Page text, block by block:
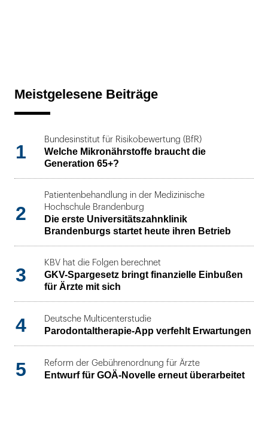
Meistgelesene Beiträge
1
Bundesinstitut für Risikobewertung (BfR)
Welche Mikronährstoffe braucht die
Generation 65+?
2
Patientenbehandlung in der Medizinische
Hochschule Brandenburg
Die erste Universitätszahnklinik
Brandenburgs startet heute ihren Betrieb
3
KBV hat die Folgen berechnet
GKV-Spargesetz bringt finanzielle Einbußen
für Ärzte mit sich
4 Deutsche Multicenterstudie
Parodontaltherapie-App verfehlt Erwartungen
5 Reform der Gebührenordnung für Ärzte
Entwurf für GOÄ-Novelle erneut überarbeitet